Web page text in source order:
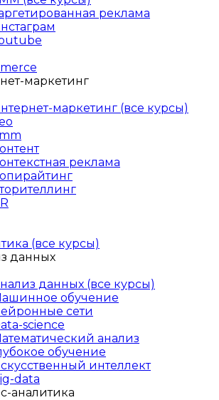
реклама
маркетинг
маркетинг (все курсы)
реклама
(все курсы)
данных
данных (все курсы)
обучение
сети
science
анализ
обучение
интеллект
data
аналитика